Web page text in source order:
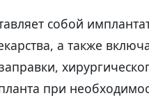
собой
а также
при